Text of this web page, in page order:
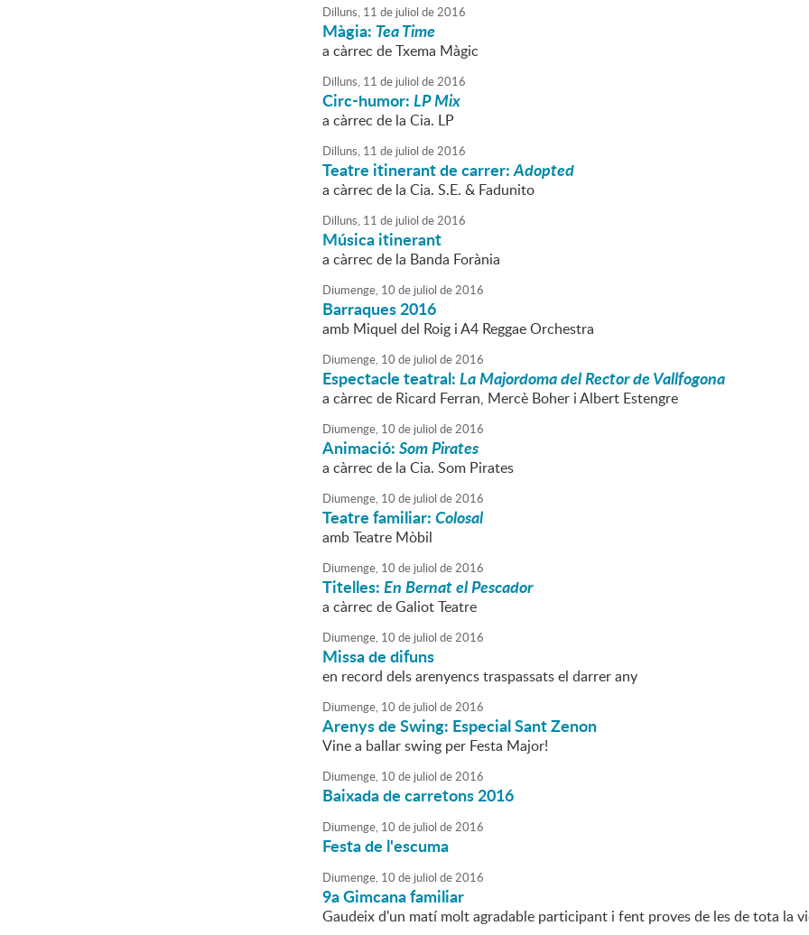
Dilluns, 11 de juliol de2016
Màgia: Tea Time
a càrrec de Txema Màgic
Dilluns, 11 de juliol de2016
Circ-humor:LP Mix
a càrrec de la Cia. LP
Dilluns, 11 de juliol de2016
Teatre itinerant de carrer:Adopted
a càrrec de la Cia. S.E. & Fadunito
Dilluns, 11 de juliol de2016
Música itinerant
a càrrec de la Banda Forània
Diumenge, 10 de juliol de2016
Barraques 2016
amb Miquel del Roig i A4 Reggae Orchestra
Diumenge, 10 de juliol de2016
Espectacle teatral:La Majordoma del Rector de Vallfogona
a càrrec de Ricard Ferran, Mercè Boher i Albert Estengre
Diumenge, 10 de juliol de2016
Animació:Som Pirates
a càrrec de la Cia. Som Pirates
Diumenge, 10 de juliol de2016
Teatre familiar:Colosal
amb Teatre Mòbil
Diumenge, 10 de juliol de2016
Titelles:En Bernat el Pescador
a càrrec de Galiot Teatre
Diumenge, 10 de juliol de2016
Missa de difuns
en record dels arenyencs traspassats el darrer any
Diumenge, 10 de juliol de2016
Arenys de Swing: Especial Sant Zenon
Vine a ballar swing per Festa Major!
Diumenge, 10 de juliol de2016
Baixada de carretons 2016
Diumenge, 10 de juliol de2016
Festa de l'escuma
Diumenge, 10 de juliol de2016
9a Gimcana familiar
Gaudeix d'un matí molt agradable participant i fent proves de les de tota la